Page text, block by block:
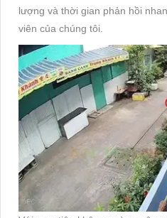
lượng và thời gian phản hồi
viên của chúng tôi.